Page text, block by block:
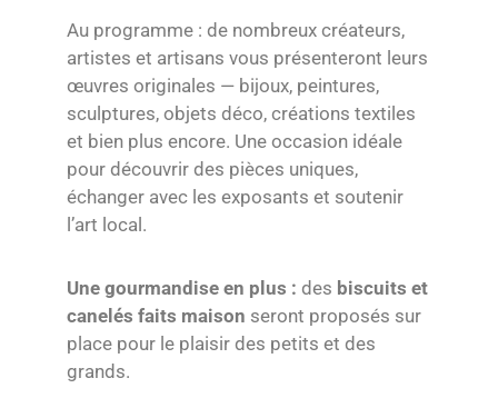
Au programme : de nombreux créateurs,
artistes et artisans vous présenteront leurs
œuvres originales — bijoux, peintures,
sculptures, objets déco, créations textiles
et bien plus encore. Une occasion idéale
pour découvrir des pièces uniques,
échanger avec les exposants et soutenir
l’art local.
Une gourmandise en plus : des biscuits et
canelés faits maison seront proposés sur
place pour le plaisir des petits et des
grands.